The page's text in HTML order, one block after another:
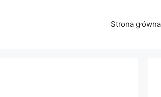
Strona główna